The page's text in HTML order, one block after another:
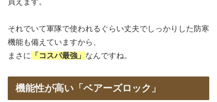
それでいて軍隊で使われるぐらい丈夫でしっかりした防寒
機能も備えていますから、
まさに
「コスパ最強」 なんですね。
機能性が高い「ベアーズロック」